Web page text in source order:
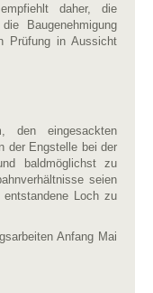
daher, die
Baugenehmigung
Prüfung in Aussicht
den eingesackten
der Engstelle bei der
baldmöglichst zu
seien
Loch zu
Anfang Mai